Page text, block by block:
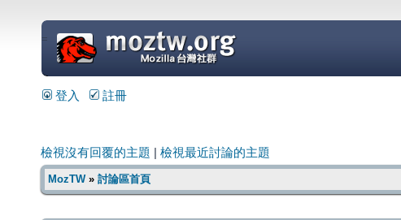
=
登入 註冊
檢視沒有回覆的主題 檢視最近討論的主題
MozTW» 討論區首頁